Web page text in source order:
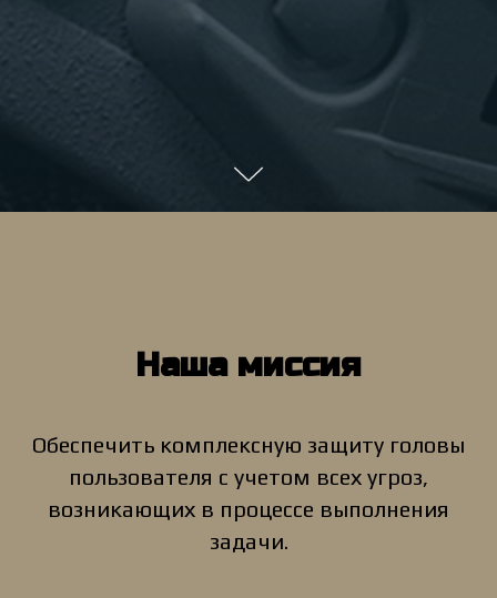
Наша миссия
Обеспечить комплексную защиту головы
пользователя с учетом всех угроз,
возникающих в процессе выполнения
задачи.